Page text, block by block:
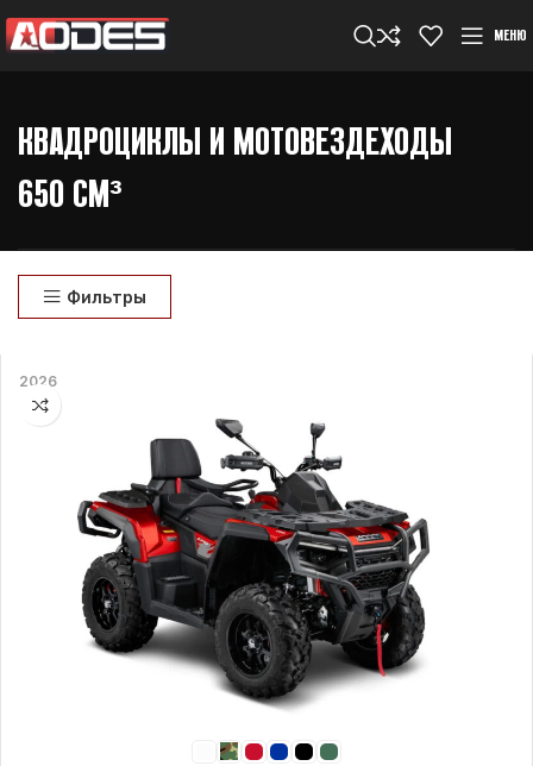
МЕНЮ
КВАДРОЦИКЛЫ И МОТОВЕЗДЕХОДЫ
650 СМ³
Фильтры
2026